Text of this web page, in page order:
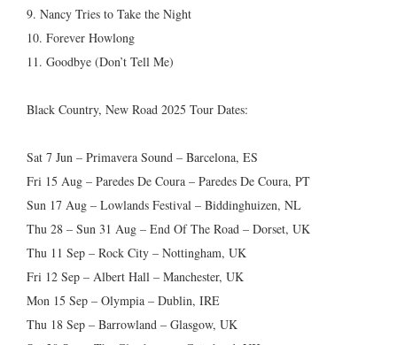
9. Nancy Tries to Take the Night
10. Forever Howlong
11. Goodbye (Don’t Tell Me)
Black Country, New Road 2025 Tour Dates:
Sat 7 Jun – Primavera Sound – Barcelona, ES
Fri 15 Aug – Paredes De Coura – Paredes De Coura, PT
Sun 17 Aug – Lowlands Festival – Biddinghuizen, NL
Thu 28 – Sun 31 Aug – End Of The Road – Dorset, UK
Thu 11 Sep – Rock City – Nottingham, UK
Fri 12 Sep – Albert Hall – Manchester, UK
Mon 15 Sep – Olympia – Dublin, IRE
Thu 18 Sep – Barrowland – Glasgow, UK